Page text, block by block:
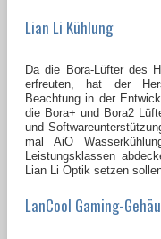
Lian Li Kühlung
Da die Bora-Lüfter des
erfreuten, hat der
Beachtung in der
die Bora+ und Bora2
und
mal AiO
Leistungsklassen
Lian Li Optik setzen
LanCool Gaming-